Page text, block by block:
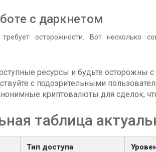
с даркнетом
осторожности. Вот несколько
ресурсы и будьте осторожны
с подозрительными
криптовалюты для сделок,
таблица
Тип доступа